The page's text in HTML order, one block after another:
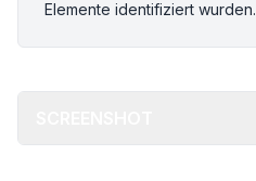
Elemente identifiziert wurden.